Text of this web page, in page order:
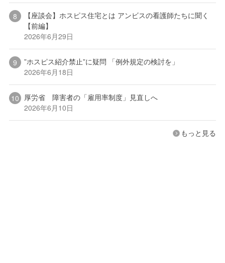
【座談会】ホスピス住宅とは アンビスの看護師たちに聞く
【前編】
2026年6月29日
”ホスピス紹介禁止”に疑問 「例外規定の検討を」
2026年6月18日
厚労省 障害者の「雇用率制度」見直しへ
2026年6月10日
もっと見る